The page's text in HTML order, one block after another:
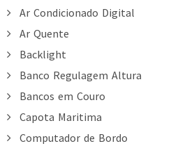
Ar Condicionado Digital
Ar Quente
Backlight
Banco Regulagem Altura
Bancos em Couro
Capota Maritima
Computador de Bordo